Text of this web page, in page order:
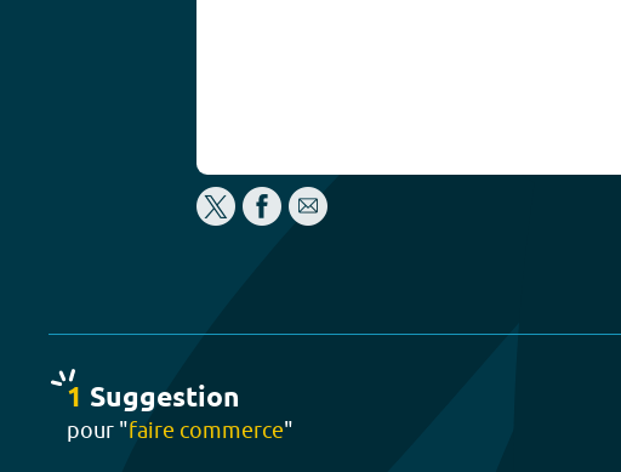
1 Suggestion
pour "faire commerce"